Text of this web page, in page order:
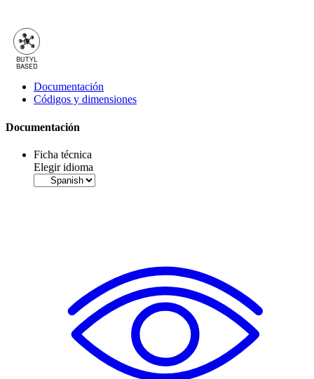
BUTYL
BASED
Documentación
Códigos y dimensiones
Documentación
Ficha técnica
Elegir idioma